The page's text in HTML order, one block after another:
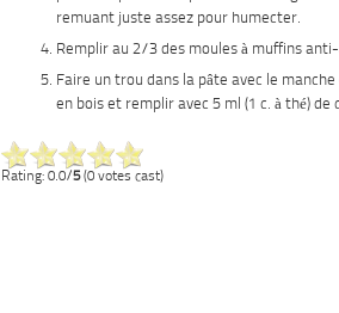
remuant juste assez pour humecter.
Remplir au 2/3 des moules à muffins
Faire un trou dans la pâte avec le manche
en bois et remplir avec 5 ml (1 c. à thé) de
Rating: 0.0/5(0 votes cast)